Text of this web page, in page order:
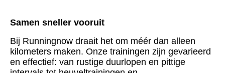
Samen sneller vooruit
Bij Runningnow draait het om méér dan alleen
kilometers maken. Onze trainingen zijn gevarieerd
en effectief: van rustige duurlopen en pittige